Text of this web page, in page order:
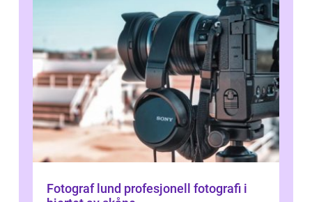
Fotograf lund profesjonell fotografi i